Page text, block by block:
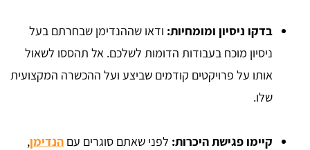
בדקו ניסיון ומומחיות: ודאו שההנדימן שבחרתם בעל
ניסיון מוכח בעבודות הדומות לשלכם. אל תהססו לשאול
אותו על פרויקטים קודמים שביצע ועל ההכשרה המקצועית
שלו.
קיימו פגישת היכרות: לפני שאתם סוגרים עם הנדימן,